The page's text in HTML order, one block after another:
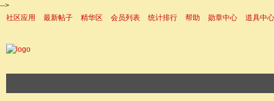
-->
社区应用
最新帖子 精华区 会员列表 统计排行 帮助 勋章中心
道具中心